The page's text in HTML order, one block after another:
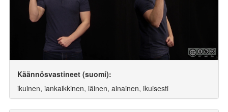
Käännösvastineet (suomi):
ikuinen, iankaikkinen, iäinen, ainainen, ikuisesti